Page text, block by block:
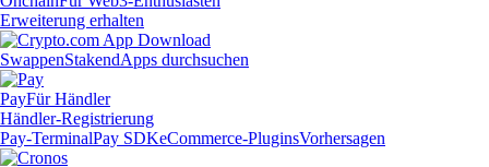
Erweiterung erhalten
SwappenStakendApps durchsuchen
PayFür Händler
Händler-Registrierung
Pay-TerminalPay SDKeCommerce-PluginsVorhersagen